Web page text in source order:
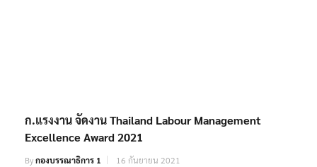
ก.แรงงาน จัดงาน Thailand Labour Management
Excellence Award 2021
Byกองบรรณาธิการ 1 16 กันยายน 2021